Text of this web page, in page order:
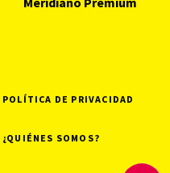
POLÍTICA DE PRIVACIDAD
¿QUIÉNES SOMOS?